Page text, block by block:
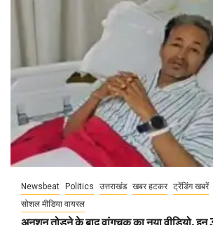
Newsbeat Politics उत्तराखंड खबर हटकर ट्रेंडिंग खबरें
सोशल मीडिया वायरल